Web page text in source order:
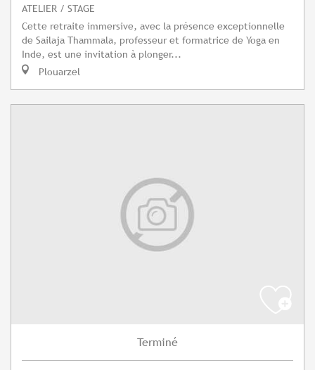
ATELIER / STAGE
Cette retraite immersive, avec la présence exceptionnelle
de Sailaja Thammala, professeur et formatrice de Yoga en
Inde, est une invitation à plonger...
Plouarzel
Terminé